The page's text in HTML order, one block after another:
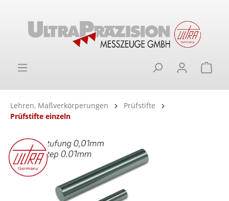
Lehren, Maßverkörperungen
Prüfstifte
Prüfstifte einzeln
Bildergalerie überspringen